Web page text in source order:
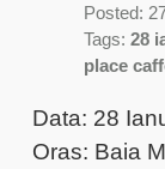
Posted:
Tags: 28
place
Data: 28
Oras: Baia